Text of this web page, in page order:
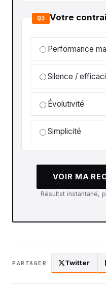
Q3 Votre
Performance
Silence /
Évolutivité
Simplicité
VOIR MA
Résultat instantané,
PARTAGER Twitter